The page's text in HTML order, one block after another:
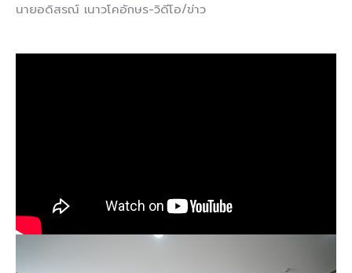
นายอดิสรณ์ เนาวโคอักษร-วิดีโอ/ข่าว